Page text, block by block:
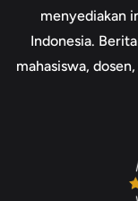
menyediakan
Indonesia.
mahasiswa,